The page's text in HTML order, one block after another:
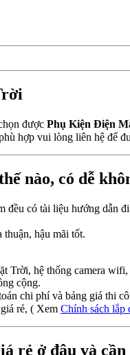
được Phụ Kiện Điện
hợp vui lòng liên hệ để
nào, có dễ
đều có tài liệu hướng dẫn
hậu mãi tốt.
hệ thống camera
cộng.
chi phí và bảng giá thi
rẻ, ( Xem Chính sách lắp
rẻ ở đâu và cần